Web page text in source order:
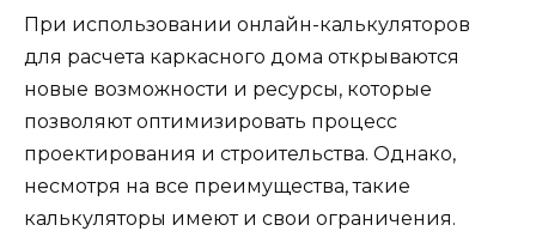
При использовании онлайн-калькуляторов
для расчета каркасного дома открываются
новые возможности и ресурсы, которые
позволяют оптимизировать процесс
проектирования и строительства. Однако,
несмотря на все преимущества, такие
калькуляторы имеют и свои ограничения.